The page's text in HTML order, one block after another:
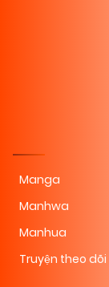
Manga
Manhwa
Manhua
Truyện theo dõi